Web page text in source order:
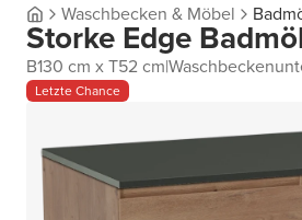
Waschbecken & Möbel
Storke Edge
B130 cm x T52 cm|
Letzte Chance